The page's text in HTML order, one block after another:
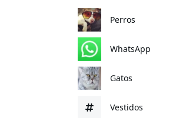
Perros
WhatsApp
Gatos
Vestidos